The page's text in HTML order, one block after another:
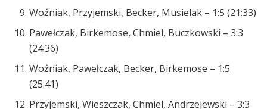
Woźniak, Przyjemski, Becker, Musielak – 1:5 (21:33)
Pawełczak, Birkemose, Chmiel, Buczkowski – 3:3
(24:36)
Woźniak, Pawełczak, Becker, Birkemose – 1:5
(25:41)
Przyjemski, Wieszczak, Chmiel, Andrzejewski – 3:3